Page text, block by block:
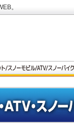
。